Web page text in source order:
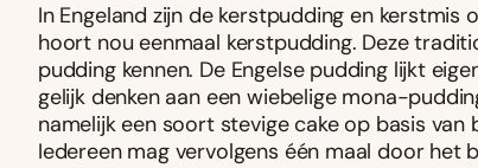
In Engeland zijn de kerstpudding en
hoort nou eenmaal kerstpudding. Deze
pudding kennen. De Engelse pudding lijkt
gelijk denken aan een wiebelige mona-
namelijk een soort stevige cake op basis
Iedereen mag vervolgens één maal door het